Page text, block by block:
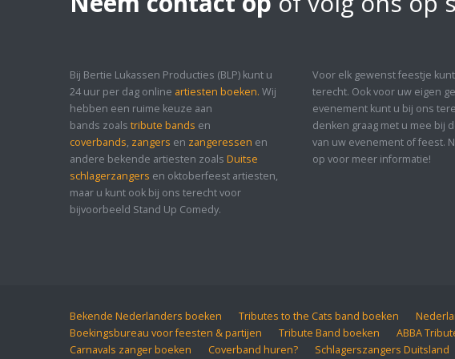
Bij Bertie Lukassen Producties (BLP) kunt u
24 uur per dag online artiesten boeken. Wij
hebben een ruime keuze aan
bands zoals tribute bands en
coverbands, zangers en zangeressen en
andere bekende artiesten zoals Duitse
schlagerzangers en oktoberfeest artiesten,
maar u kunt ook bij ons terecht voor
bijvoorbeeld Stand Up Comedy.
Voor elk gewenst feestje
terecht. Ook voor uw eigen
evenement kunt u bij ons
denken graag met u mee bij
van uw evenement of feest.
op voor meer informatie!
Bekende Nederlanders boeken Tributes to the Cats band boeken
Boekingsbureau voor feesten & partijen
Tribute Band boeken ABBA
Carnavals zanger boeken
Coverband huren? Schlagerszangers Duitsland